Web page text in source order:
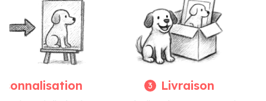
3 Livraison